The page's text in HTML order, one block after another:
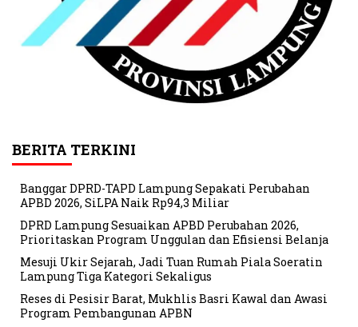
BERITA TERKINI
Banggar DPRD-TAPD Lampung Sepakati Perubahan
APBD 2026, SiLPA Naik Rp94,3 Miliar
DPRD Lampung Sesuaikan APBD Perubahan 2026,
Prioritaskan Program Unggulan dan Efisiensi Belanja
Mesuji Ukir Sejarah, Jadi Tuan Rumah Piala Soeratin
Lampung Tiga Kategori Sekaligus
Reses di Pesisir Barat, Mukhlis Basri Kawal dan Awasi
Program Pembangunan APBN